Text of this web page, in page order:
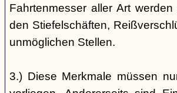
Fahrtenmesser aller Art
den Stiefelschäften,
unmöglichen Stellen.
3.) Diese Merkmale müssen